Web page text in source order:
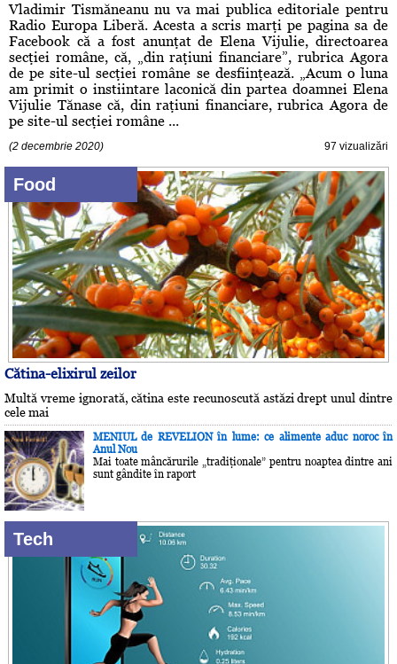
Vladimir Tismăneanu nu va mai publica editoriale pentru
Radio Europa Liberă. Acesta a scris marţi pe pagina sa de
Facebook că a fost anunţat de Elena Vijulie, directoarea
secţiei române, că, „din raţiuni financiare”, rubrica Agora
de pe site-ul secţiei române se desfiinţează. „Acum o luna
am primit o instiintare laconică din partea doamnei Elena
Vijulie Tănase că, din raţiuni financiare, rubrica Agora de
pe site-ul secţiei române ...
(2 decembrie 2020) 97 vizualizări
Food
Cătina-elixirul zeilor
Multă vreme ignorată, cătina este recunoscută astăzi drept unul dintre
cele mai
MENIUL de REVELION în lume: ce alimente aduc noroc în
Anul Nou
Mai toate mâncărurile „tradiţionale” pentru noaptea dintre ani
sunt gândite în raport
Tech